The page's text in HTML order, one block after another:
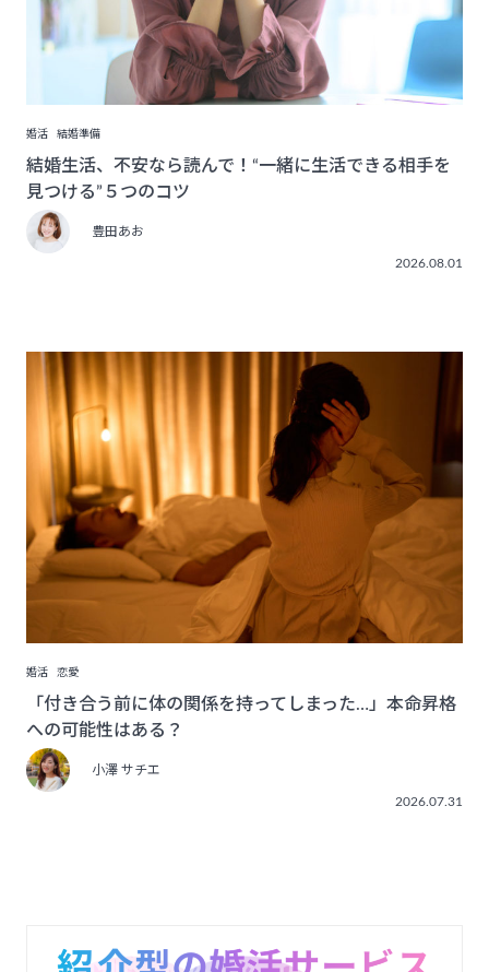
婚活 結婚準備
結婚生活、不安なら読んで！“一緒に生活できる相手を
見つける”５つのコツ
豊田あお
2026.08.01
婚活 恋愛
「付き合う前に体の関係を持ってしまった…」本命昇格
への可能性はある？
小澤 サチエ
2026.07.31